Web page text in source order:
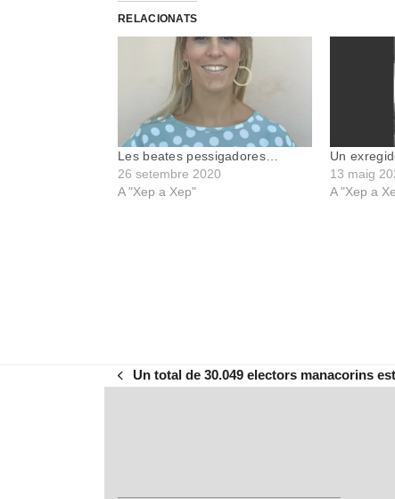
RELACIONATS
Les beates pessigadores…
26 setembre 2020
A "Xep a Xep"
Un
13 maig
A "Xep a
previous
Un total de 30.049 electors manacorins